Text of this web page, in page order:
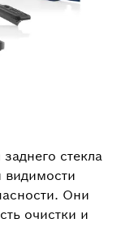
стекла
видимости
Они
очистки и